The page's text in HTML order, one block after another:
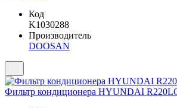
Код
K1030288
Производитель
DOOSAN
Фильтр кондиционера HYUNDAI